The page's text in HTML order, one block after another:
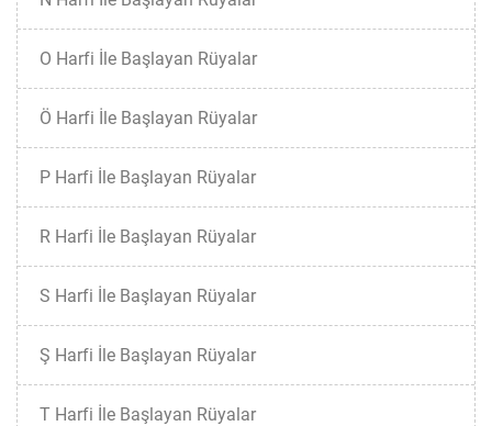
O Harfi İle Başlayan Rüyalar
Ö Harfi İle Başlayan Rüyalar
P Harfi İle Başlayan Rüyalar
R Harfi İle Başlayan Rüyalar
S Harfi İle Başlayan Rüyalar
Ş Harfi İle Başlayan Rüyalar
T Harfi İle Başlayan Rüyalar